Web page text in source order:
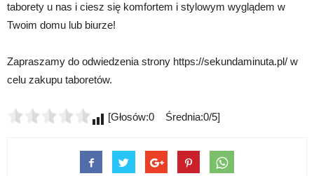
taborety u nas i ciesz się komfortem i stylowym wyglądem w
Twoim domu lub biurze!
Zapraszamy do odwiedzenia strony https://sekundaminuta.pl/ w
celu zakupu taboretów.
[Głosów:0 Średnia:0/5]